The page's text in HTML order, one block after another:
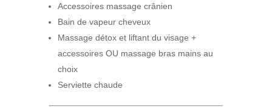
Accessoires massage crânien
Bain de vapeur cheveux
Massage détox et liftant du visage +
accessoires OU massage bras mains au
choix
Serviette chaude